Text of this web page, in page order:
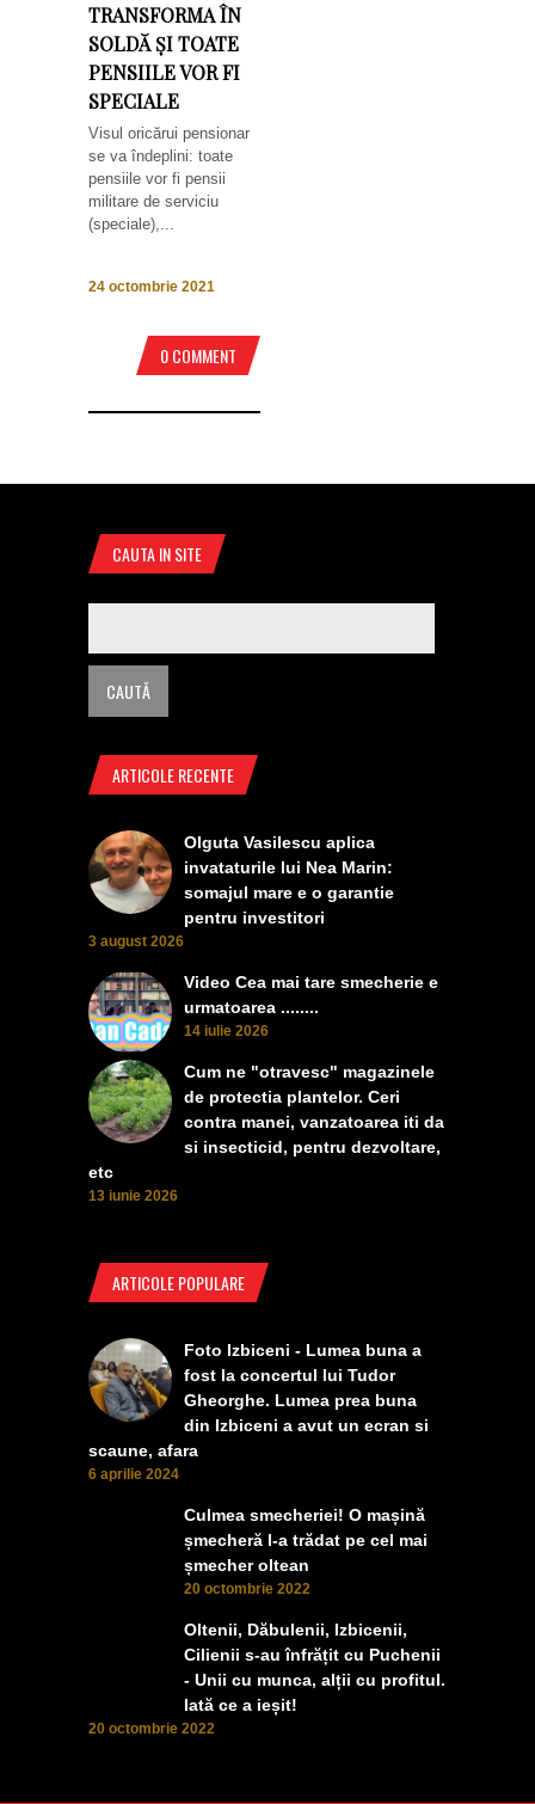
TRANSFORMA ÎN
SOLDĂ ȘI TOATE
PENSIILE VOR FI
SPECIALE
Visul oricărui pensionar
se va îndeplini: toate
pensiile vor fi pensii
militare de serviciu
(speciale),...
24 octombrie 2021
0 COMMENT
CAUTA IN SITE
ARTICOLE RECENTE
Olguta Vasilescu aplica
invataturile lui Nea Marin:
somajul mare e o garantie
pentru investitori
3 august 2026
Video Cea mai tare smecherie e
urmatoarea ........
14 iulie 2026
Cum ne "otravesc" magazinele
de protectia plantelor. Ceri
contra manei, vanzatoarea iti da
si insecticid, pentru dezvoltare,
etc
13 iunie 2026
ARTICOLE POPULARE
Foto Izbiceni - Lumea buna a
fost la concertul lui Tudor
Gheorghe. Lumea prea buna
din Izbiceni a avut un ecran si
scaune, afara
6 aprilie 2024
Culmea smecheriei! O mașină
șmecheră l-a trădat pe cel mai
șmecher oltean
20 octombrie 2022
Oltenii, Dăbulenii, Izbicenii,
Cilienii s-au înfrățit cu Puchenii
- Unii cu munca, alții cu profitul.
Iată ce a ieșit!
20 octombrie 2022